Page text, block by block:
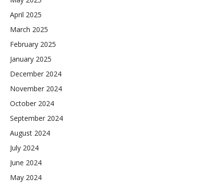
April 2025
March 2025
February 2025
January 2025
December 2024
November 2024
October 2024
September 2024
August 2024
July 2024
June 2024
May 2024